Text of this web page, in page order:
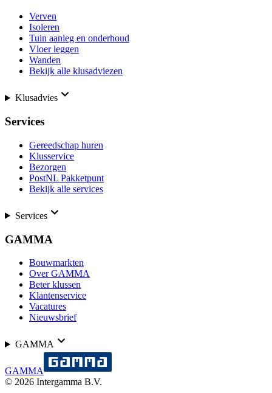
Verven
Isoleren
Tuin aanleg en onderhoud
Vloer leggen
Wanden
Bekijk alle klusadviezen
Klusadvies
Services
Gereedschap huren
Klusservice
Bezorgen
PostNL Pakketpunt
Bekijk alle services
Services
GAMMA
Bouwmarkten
Over GAMMA
Beter klussen
Klantenservice
Vacatures
Nieuwsbrief
GAMMA
GAMMA
© 2026 Intergamma B.V.